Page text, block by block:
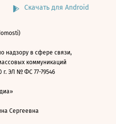
Скачать для Android
надзору в сфере связи,
коммуникаций
г. ЭЛ № ФС 77-79546
Сергеевна